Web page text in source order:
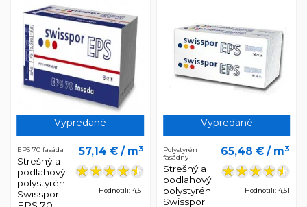
Vypredané
EPS 70 fasáda
Strešný a
podlahový
polystyrén
Swisspor
EPS 70
57,14 € / m3
Hodnotili: 4,51
Vypredané
Polystyrén
fasádny
Strešný a
podlahový
polystyrén
Swisspor
65,48 € / m3
Hodnotili: 4,51